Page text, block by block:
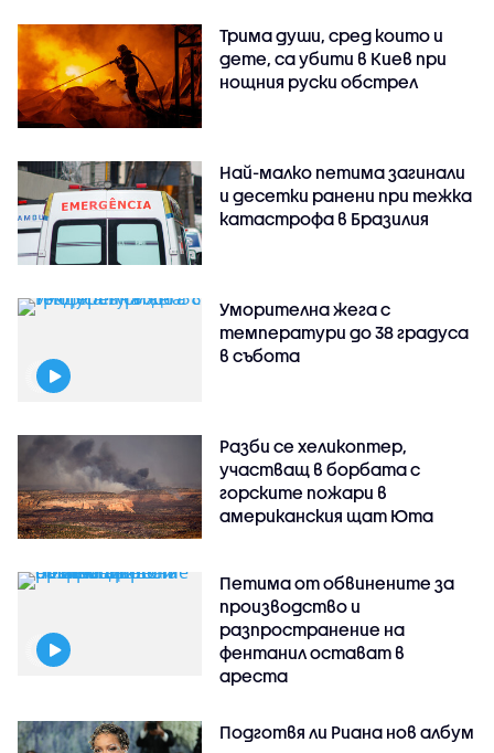
Трима души, сред които и
дете, са убити в Киев при
нощния руски обстрел
Най-малко петима загинали
и десетки ранени при тежка
катастрофа в Бразилия
Уморителна жега с
температури до 38 градуса
в събота
Разби се хеликоптер,
участващ в борбата с
горските пожари в
американския щат Юта
Петима от обвинените за
производство и
разпространение на
фентанил остават в
ареста
Подготвя ли Риана нов албум